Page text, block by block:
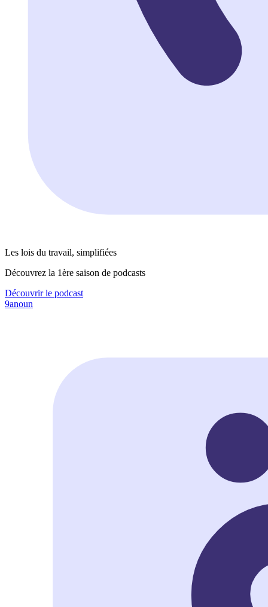
Les lois du travail, simplifiées
Découvrez la 1ère saison de podcasts
Découvrir le podcast
9anoun